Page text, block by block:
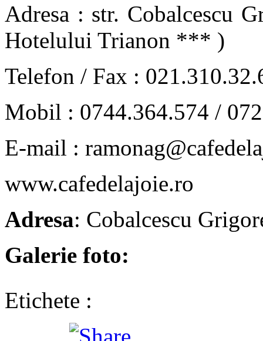
Adresa : str. Cobalcescu
Hotelului Trianon *** )
Telefon / Fax :
Mobil : 0744.364.574 /
E-mail :
www.cafedelajoie.ro
Adresa: Cobalcescu
Galerie foto:
Etichete :